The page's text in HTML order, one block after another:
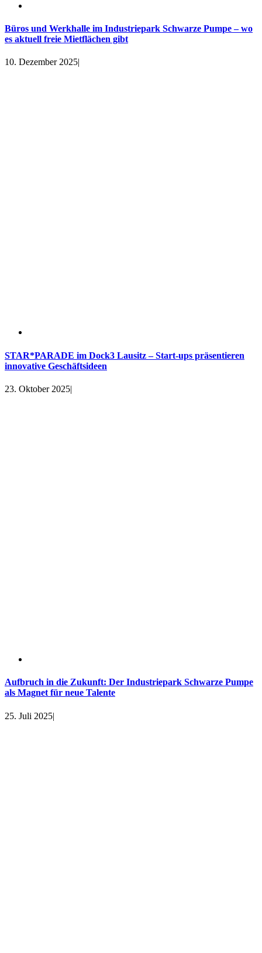
Büros und Werkhalle im Industriepark Schwarze Pumpe – wo
es aktuell freie Mietflächen gibt
10. Dezember 2025|
STAR*PARADE im Dock3 Lausitz – Start-ups präsentieren
innovative Geschäftsideen
23. Oktober 2025|
Aufbruch in die Zukunft: Der Industriepark Schwarze Pumpe
als Magnet für neue Talente
25. Juli 2025|